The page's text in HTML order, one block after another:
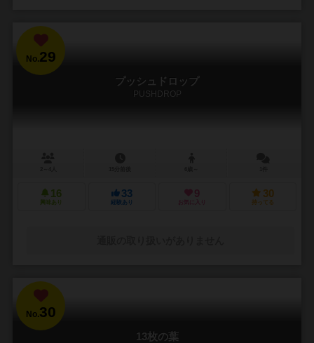
No.29
プッシュドロップ
PUSHDROP
16
興味あり
33
経験あり
9
お気に入り
30
持ってる
No.30
13枚の葉